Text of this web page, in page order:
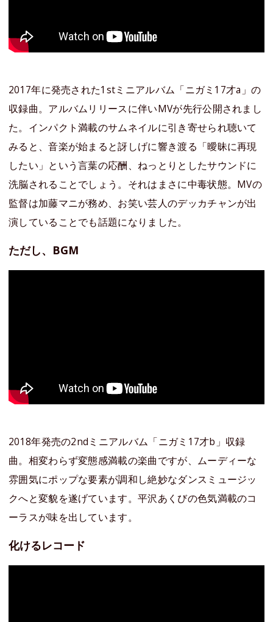
2017年に発売された1stミニアルバム「ニガミ17才a」の
収録曲。アルバムリリースに伴いMVが先行公開されまし
た。インパクト満載のサムネイルに引き寄せられ聴いて
みると、音楽が始まると訝しげに響き渡る「曖昧に再現
したい」という言葉の応酬、ねっとりとしたサウンドに
洗脳されることでしょう。それはまさに中毒状態。MVの
監督は加藤マニが務め、お笑い芸人のデッカチャンが出
演していることでも話題になりました。
ただし、BGM
2018年発売の2ndミニアルバム「ニガミ17才b」収録
曲。相変わらず変態感満載の楽曲ですが、ムーディーな
雰囲気にポップな要素が調和し絶妙なダンスミュージッ
クへと変貌を遂げています。平沢あくびの色気満載のコ
ーラスが味を出しています。
化けるレコード